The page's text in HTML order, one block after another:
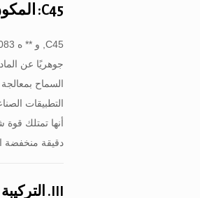
C45: المكون الميكانيكي المتصلب
C45, و ** ه 10083** الصف, عبارة عن فولاذ غير مخلوط **متوسط ​​الكربون** يحتوي على محتوى اسمي من الكربون قدره
جوهريًا عن
التطبيقات
دقيقة منخفضة